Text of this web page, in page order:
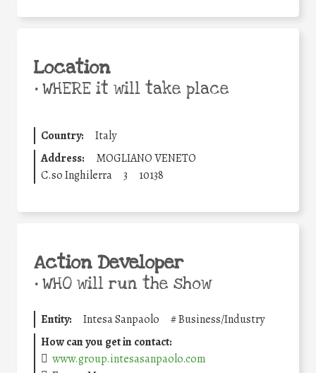
Location
•WHERE it will take place
Country:
Italy
Address:
MOGLIANO VENETO
C.so Inghilerra
3 10138
Action Developer
•WHO will run the show
Entity: Intesa Sanpaolo #Business/Industry
How can you get in contact:
www.group.intesasanpaolo.com